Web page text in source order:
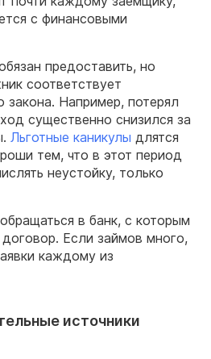
с финансовыми
предоставить, но
соответствует
закона. Например, потерял
существенно снизился за
Льготные каникулы длятся
тем, что в этот период
неустойку, только
в банк, с которым
Если займов много,
каждому из
источники